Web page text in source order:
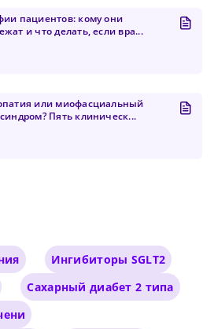
пациентов: кому они
и что делать, если вра...
или миофасциальный
болевой синдром? Пять клиническ...
Ингибиторы SGLT2
Сахарный диабет 2 типа